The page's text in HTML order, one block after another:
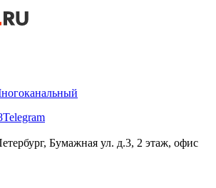
Telegram
Бумажная ул. д.3, 2 этаж, офис